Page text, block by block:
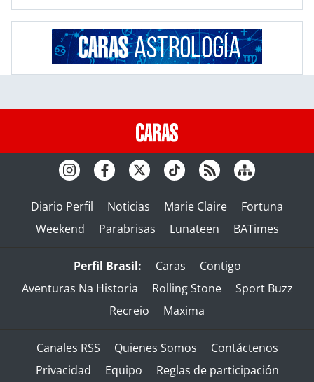
Diario Perfil Noticias Marie Claire
Fortuna
Weekend
Parabrisas Lunateen BATimes
Perfil Brasil: Caras
Contigo
Aventuras Na Historia
Rolling Stone
Sport Buzz
Recreio
Maxima
Canales RSS Quienes Somos
Contáctenos
Privacidad
Equipo Reglas de participación